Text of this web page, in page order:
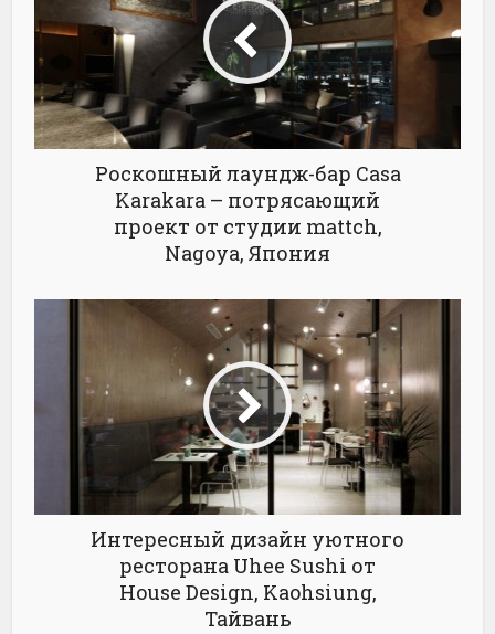
Роскошный лаундж-бар Casa
Karakara – потрясающий
проект от студии mattch,
Nagoya, Япония
Интересный дизайн уютного
ресторана Uhee Sushi от
House Design, Kaohsiung,
Тайвань